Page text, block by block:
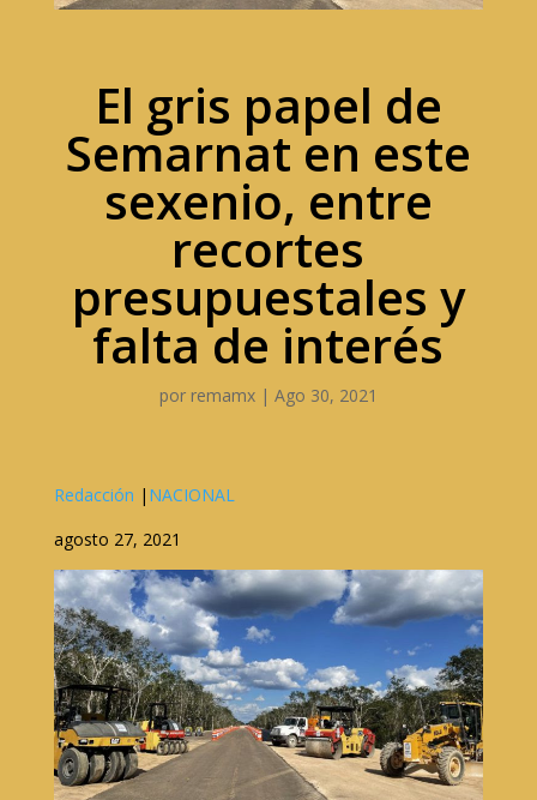
El gris papel de
Semarnat en este
sexenio, entre
recortes
presupuestales y
falta de interés
por remamx| Ago 30, 2021
Redacción | NACIONAL
agosto 27, 2021